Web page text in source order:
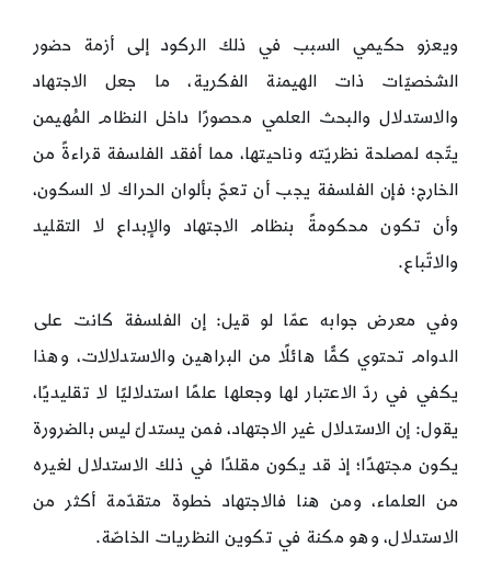
ويعزو حكيمي السبب في ذلك الركود إلى أزمة حضور
الشخصيّات ذات الهيمنة الفكرية، ما جعل الاجتهاد
والاستدلال والبحث العلمي محصورًا داخل النظام المُهيمن
يتّجه لمصلحة نظريّته وناحيتها، مما أفقد الفلسفة قراءةً من
الخارج؛ فإن الفلسفة يجب أن تعجّ بألوان الحراك لا السكون،
وأن تكون محكومةً بنظام الاجتهاد والإبداع لا التقليد
والاتّباع.
وفي معرض جوابه عمّا لو قيل: إن الفلسفة كانت على
الدوام تحتوي كمًّا هائلًا من البراهين والاستدلالات، وهذا
يكفي في ردّ الاعتبار لها وجعلها علمًا استدلاليًا لا تقليديًا،
يقول: إن الاستدلال غير الاجتهاد، فمن يستدلّ ليس بالضرورة
يكون مجتهدًا؛ إذ قد يكون مقلدًا في ذلك الاستدلال لغيره
من العلماء، ومن هنا فالاجتهاد خطوة متقدّمة أكثر من
الاستدلال، وهو مكنة في تكوين النظريات الخاصّة.